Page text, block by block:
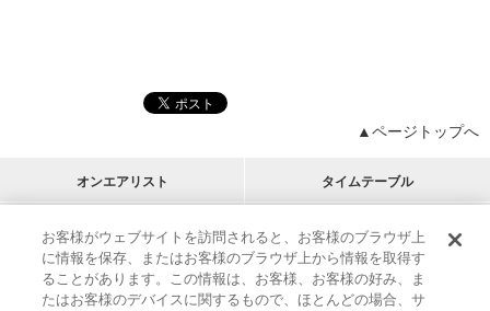
▲ページトップへ
オンエアリスト タイムテーブル
プログラムリスト チャート
アーティストリスト
M-ON!
RECOMMEND
リクエスト
お客様がウェブサイトを訪問されると、お客様のブラウザ上
に情報を保存、またはお客様のブラウザ上から情報を取得す
ることがあります。この情報は、お客様、お客様の好み、ま
たはお客様のデバイスに関するもので、ほとんどの場合、サ